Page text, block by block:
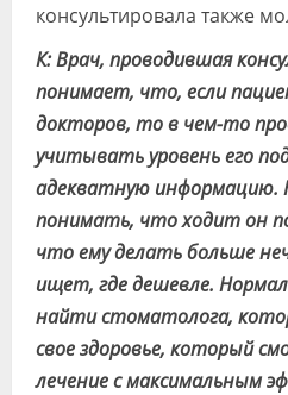
консультировала также
К: Врач, проводившая
понимает, что, если
докторов, то в чем-то
учитывать уровень его
адекватную информацию.
понимать, что ходит он
что ему делать больше
ищет, где дешевле.
найти стоматолога,
свое здоровье, который
лечение с максимальным